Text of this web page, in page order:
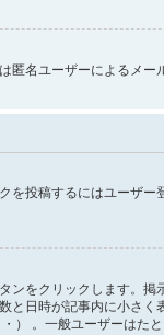
名ユーザーによるメー
投稿するにはユーザ
をクリックします。
日時が記事内に小さ
） 。一般ユーザーはた